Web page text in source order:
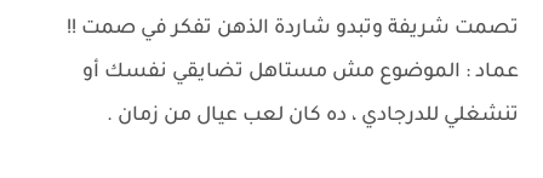
تصمت شريفة وتبدو شاردة الذهن تفكر في صمت !!
عماد : الموضوع مش مستاهل تضايقي نفسك أو
تنشغلي للدرجادي ، ده كان لعب عيال من زمان .